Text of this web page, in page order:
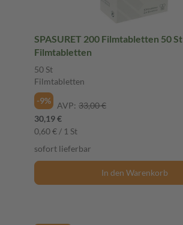
SPASURET 200 Filmtabletten 50 St
Filmtabletten
50 St
Filmtabletten
-9%
AVP: 33,00 €
30,19 €
0,60 € / 1 St
sofort lieferbar
In den Warenkorb